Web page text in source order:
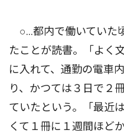
○…都内で働いていた
たことが読書。「よく
に入れて、通勤の電車
り、かつては３日で２
ていたという。「最近
くて１冊に１週間ほど